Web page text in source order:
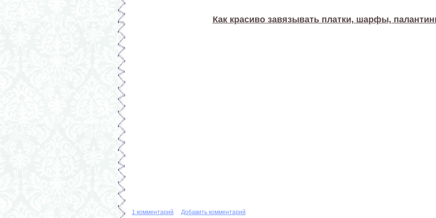
Как красиво завязывать платки, шарфы,
1 комментарий Добавить комментарий